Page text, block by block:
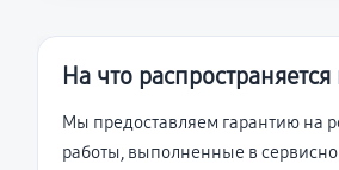
На что распространяется
Мы предоставляем гарантию на
работы, выполненные в